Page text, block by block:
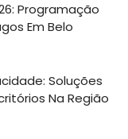
Programação
Em Belo
Soluções
Na Região